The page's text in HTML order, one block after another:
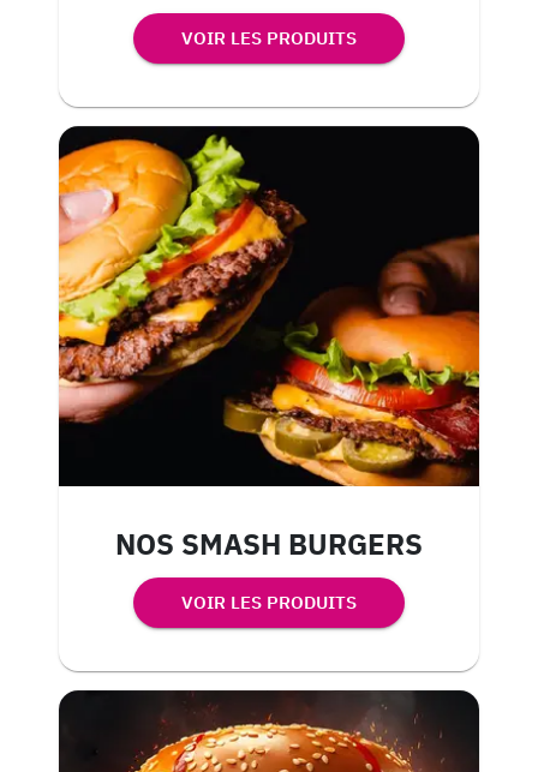
VOIR LES PRODUITS
NOS SMASH BURGERS
VOIR LES PRODUITS